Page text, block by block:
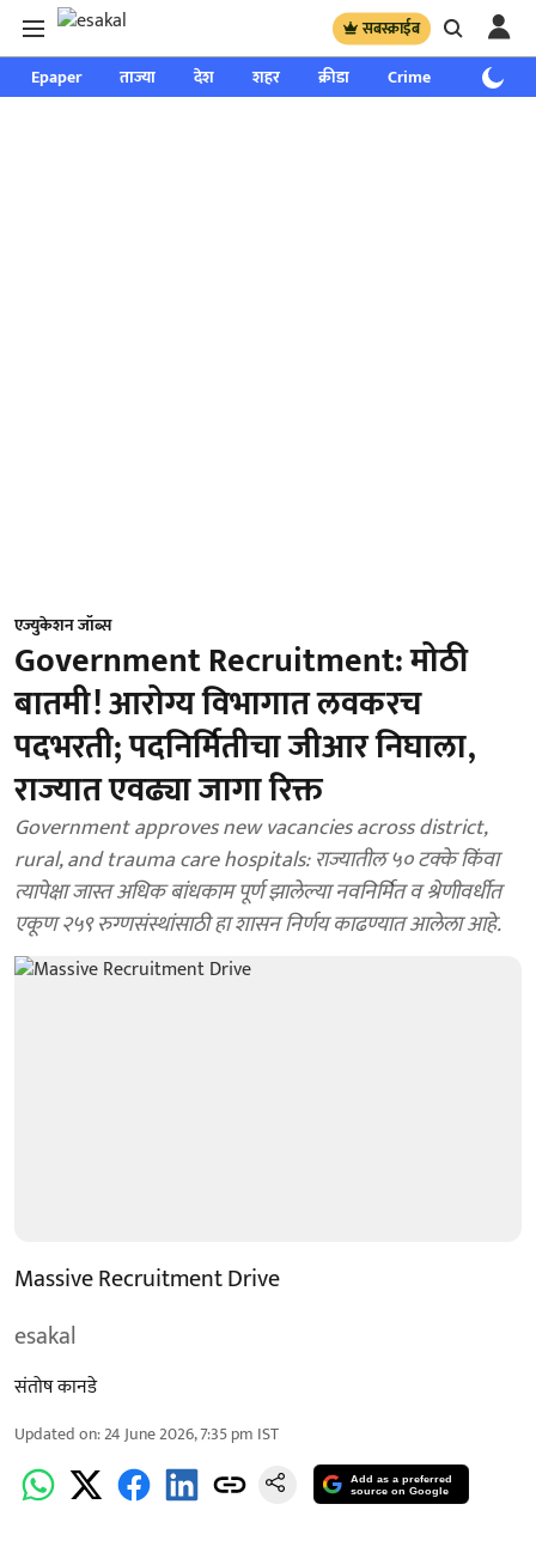
सबस्क्राईब
Epaper ताज्या देश शहर क्रीडा Crime साप्ताहिक
एज्युकेशन जॉब्स
Government Recruitment: मोठी
बातमी! आरोग्य विभागात लवकरच
पदभरती; पदनिर्मितीचा जीआर निघाला,
राज्यात एवढ्या जागा रिक्त
Government approves new vacancies across district,
rural, and trauma care hospitals: राज्यातील ५० टक्के किंवा
त्यापेक्षा जास्त अधिक बांधकाम पूर्ण झालेल्या नवनिर्मित व श्रेणीवर्धीत
एकूण २५९ रुग्णसंस्थांसाठी हा शासन निर्णय काढण्यात आलेला आहे.
Massive Recruitment Drive
esakal
संतोष कानडे
Updated on:24 June 2026, 7:35 pm IST
Add as a preferred
source on Google